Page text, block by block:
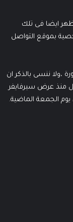
ايضا فى تلك
بموقع التواصل
،ولا ننسى بالذكر ان
مرة فى مهرجا رويال رامبل 2021 بعد غياب طويل منذ عرض سيرفايفر